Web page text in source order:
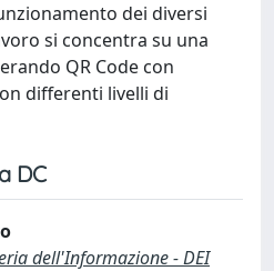
dei diversi
si concentra su una
QR Code con
differenti livelli di
DC
dell'Informazione - DEI